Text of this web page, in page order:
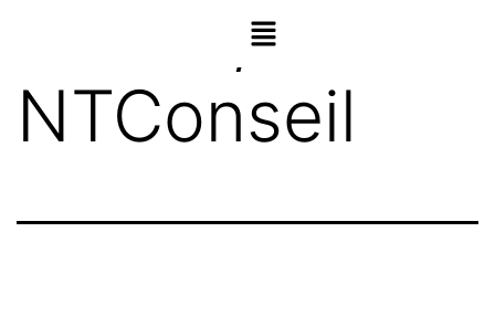
Auteur/
NTConseil